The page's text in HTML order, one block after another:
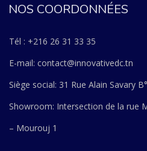
NOS COORDONNÉES
Tél : +216 26 31 33 35
E-mail: contact@innovativedc.tn
Siège social: 31 Rue Alain Savary
Showroom: Intersection de la rue
– Mourouj 1